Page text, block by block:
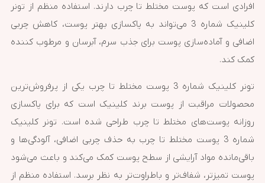
افرادی است که پوست مختلط تا چرب دارند. استفاده منظم از تونر
کلینیک شماره 3 می‌تواند به پاکسازی بهتر پوست، کاهش چربی
اضافی و آماده‌سازی پوست برای جذب سرم، آبرسان و مرطوب کننده
کمک کند.
تونر کلینیک شماره 3 پوست مختلط تا چرب یکی از پرفروش‌ترین
محصولات مراقبت از پوست برند کلینیک است که برای پاکسازی
روزانه پوست‌های مختلط تا چرب طراحی شده است. تونر کلینیک
شماره 3 پوست مختلط تا چرب به حذف چربی اضافی، آلودگی‌ها و
باقی‌مانده مواد آرایشی از سطح پوست کمک می‌کند و باعث می‌شود
پوست تمیزتر، شفاف‌تر و باطراوت‌تر به نظر برسد. استفاده منظم از